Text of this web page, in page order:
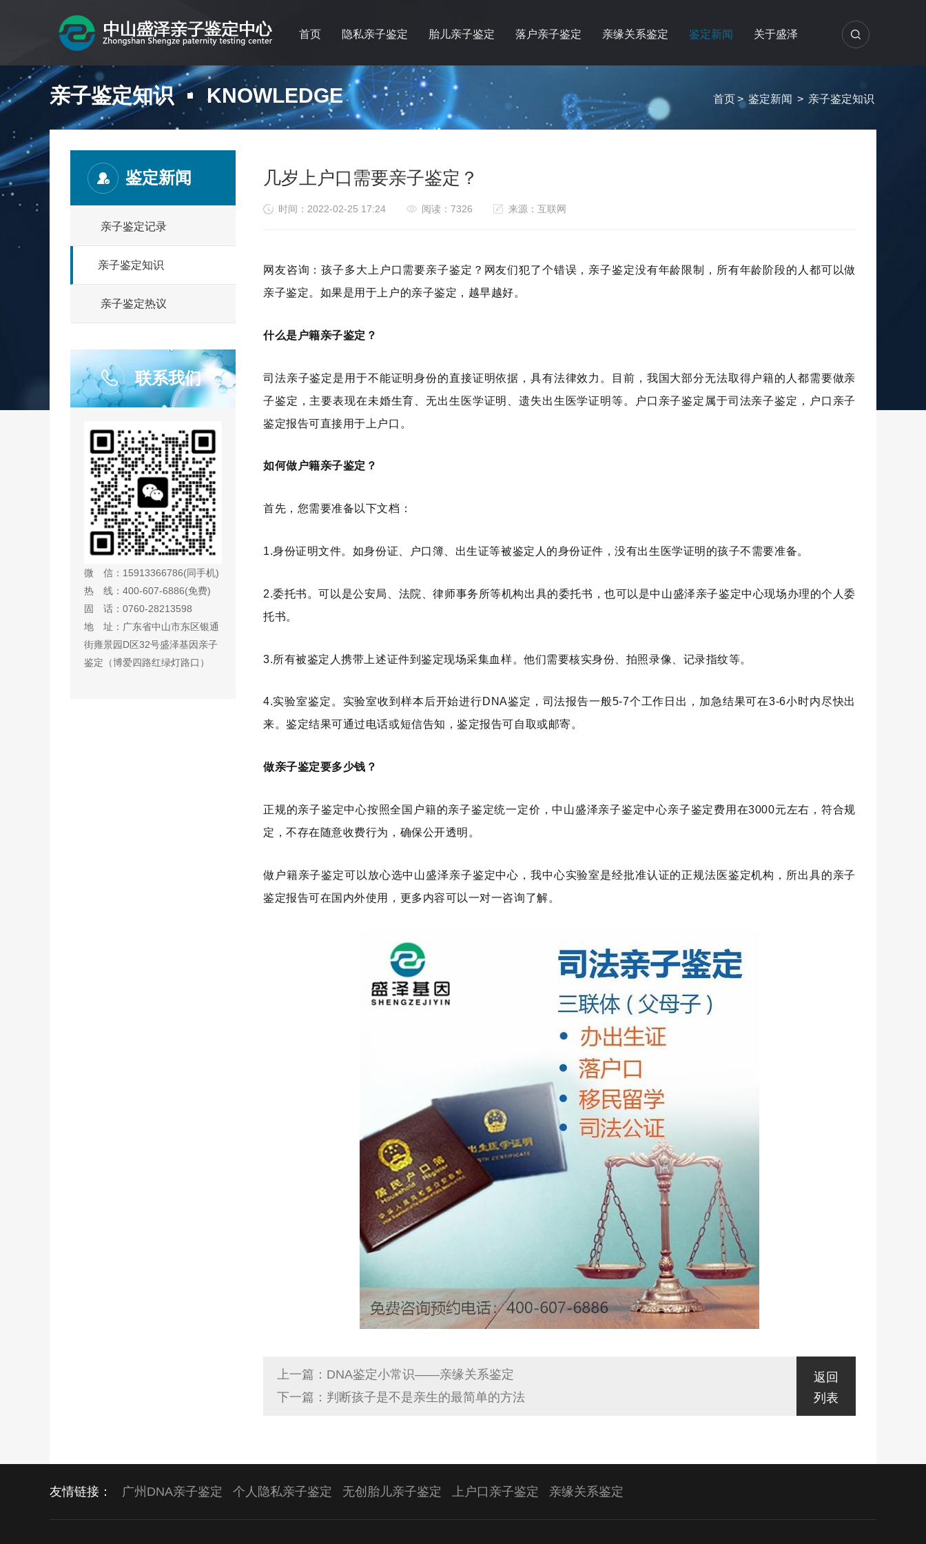
首页 隐私亲子鉴定 胎儿亲子鉴定 落户亲子鉴定 亲缘关系鉴定 鉴定新闻 关于盛泽
亲子鉴定知识 KNOWLEDGE 首页> 鉴定新闻 > 亲子鉴定知识
鉴定新闻
亲子鉴定记录
亲子鉴定知识
亲子鉴定热议
联系我们
微 信：15913366786(同手机)
热 线：400-607-6886(免费)
固 话：0760-28213598
地 址：广东省中山市东区银通
街雍景园D区32号盛泽基因亲子
鉴定（博爱四路红绿灯路口）
几岁上户口需要亲子鉴定？
时间：2022-02-25 17:24 阅读：7326 来源：互联网
网友咨询：孩子多大上户口需要亲子鉴定？网友们犯了个错误，亲子鉴定没有年龄限制，所有年龄阶段的人都可以做
亲子鉴定。如果是用于上户的亲子鉴定，越早越好。
什么是户籍亲子鉴定？
司法亲子鉴定是用于不能证明身份的直接证明依据，具有法律效力。目前，我国大部分无法取得户籍的人都需要做亲
子鉴定，主要表现在未婚生育、无出生医学证明、遗失出生医学证明等。户口亲子鉴定属于司法亲子鉴定，户口亲子
鉴定报告可直接用于上户口。
如何做户籍亲子鉴定？
首先，您需要准备以下文档：
1.身份证明文件。如身份证、户口簿、出生证等被鉴定人的身份证件，没有出生医学证明的孩子不需要准备。
2.委托书。可以是公安局、法院、律师事务所等机构出具的委托书，也可以是中山盛泽亲子鉴定中心现场办理的个人委
托书。
3.所有被鉴定人携带上述证件到鉴定现场采集血样。他们需要核实身份、拍照录像、记录指纹等。
4.实验室鉴定。实验室收到样本后开始进行DNA鉴定，司法报告一般5-7个工作日出，加急结果可在3-6小时内尽快出
来。鉴定结果可通过电话或短信告知，鉴定报告可自取或邮寄。
做亲子鉴定要多少钱？
正规的亲子鉴定中心按照全国户籍的亲子鉴定统一定价，中山盛泽亲子鉴定中心亲子鉴定费用在3000元左右，符合规
定，不存在随意收费行为，确保公开透明。
做户籍亲子鉴定可以放心选中山盛泽亲子鉴定中心，我中心实验室是经批准认证的正规法医鉴定机构，所出具的亲子
鉴定报告可在国内外使用，更多内容可以一对一咨询了解。
上一篇：DNA鉴定小常识——亲缘关系鉴定
下一篇：判断孩子是不是亲生的最简单的方法
返回
列表
友情链接： 广州DNA亲子鉴定 个人隐私亲子鉴定 无创胎儿亲子鉴定 上户口亲子鉴定 亲缘关系鉴定